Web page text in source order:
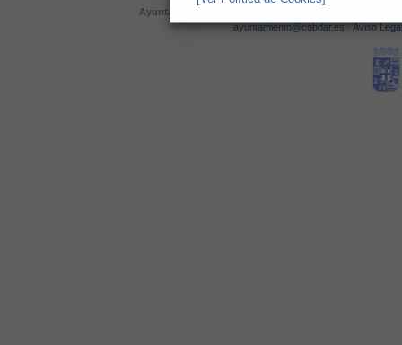
Ayuntamiento de Cóbdar (CIF: P-0403400-E)
ayuntamiento@cobdar.es - Aviso